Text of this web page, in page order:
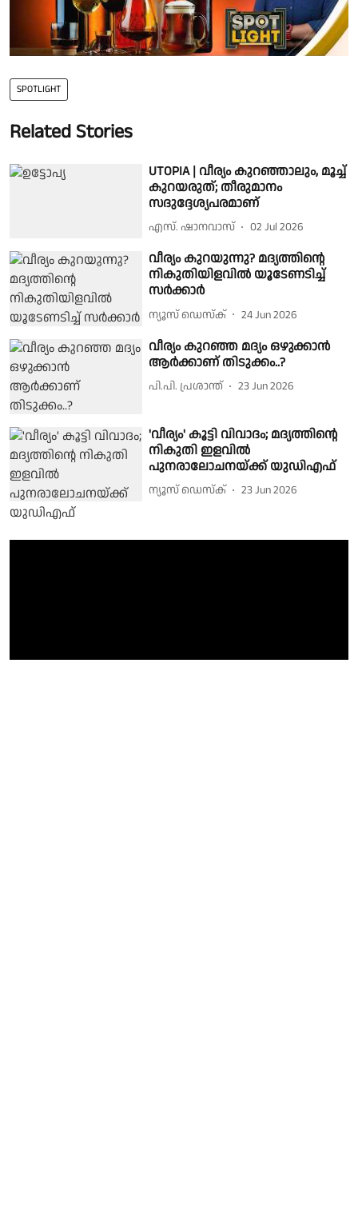
SPOTLIGHT
Related Stories
UTOPIA | വീര്യം കുറഞ്ഞാലും, മൂച്ച്
കുറയരുത്; തീരുമാനം
സദുദ്ദേശ്യപരമാണ്
എസ്. ഷാനവാസ് 02 Jul 2026
വീര്യം കുറയുന്നു? മദ്യത്തിൻ്റെ
നികുതിയിളവിൽ യൂടേണടിച്ച്
സർക്കാർ
ന്യൂസ് ഡെസ്ക് 24 Jun 2026
വീര്യം കുറഞ്ഞ മദ്യം ഒഴുക്കാന്‍
ആര്‍ക്കാണ് തിടുക്കം..?
പി.പി. പ്രശാന്ത് 23 Jun 2026
'വീര്യം' കൂട്ടി വിവാദം; മദ്യത്തിൻ്റെ
നികുതി ഇളവിൽ
പുനരാലോചനയ്ക്ക് യുഡിഎഫ്
ന്യൂസ് ഡെസ്ക് 23 Jun 2026